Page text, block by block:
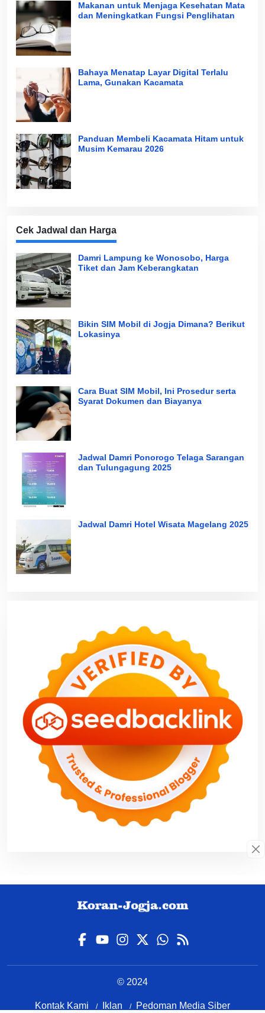
Makanan untuk Menjaga Kesehatan Mata
dan Meningkatkan Fungsi Penglihatan
Bahaya Menatap Layar Digital Terlalu
Lama, Gunakan Kacamata
Panduan Membeli Kacamata Hitam untuk
Musim Kemarau 2026
Cek Jadwal dan Harga
Damri Lampung ke Wonosobo, Harga
Tiket dan Jam Keberangkatan
Bikin SIM Mobil di Jogja Dimana? Berikut
Lokasinya
Cara Buat SIM Mobil, Ini Prosedur serta
Syarat Dokumen dan Biayanya
Jadwal Damri Ponorogo Telaga Sarangan
dan Tulungagung 2025
Jadwal Damri Hotel Wisata Magelang 2025
© 2024
Kontak Kami Iklan Pedoman Media Siber